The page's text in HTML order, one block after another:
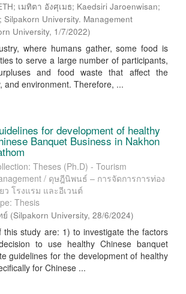
เมทิตา อังศุเมธ; Kaedsiri Jaroenwisan;
Silpakorn University. Management
University, 1/7/2022)
where humans gather, some food is
to serve a large number of participants,
and food waste that affect the
and environment. Therefore, ...
for development of healthy
Banquet Business in Nakhon
Theses (Ph.D) - Tourism
/ ดุษฎีนิพนธ์ – การจัดการการท่อง
ว โรงแรม และอีเวนต์
Thesis
ย์ (Silpakorn University, 28/6/2024)
this study are: 1) to investigate the factors
to use healthy Chinese banquet
guidelines for the development of healthy
for Chinese ...